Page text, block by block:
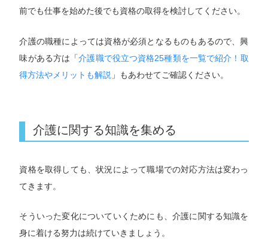
前でも仕事を始めた後でも資格の取得を検討してください。
介護の職種によっては資格が必須となるものもあるので、興
味がある方は「介護職で役立つ資格25種類を一覧で紹介！取
得方法やメリットも解説 」もあわせてご確認ください。
介護に関する知識を集める
資格を取得しても、状況によって職場での対応方法は変わっ
てきます。
そういった変化についていくためにも、介護に関する知識を
身に着ける努力は続けていきましょう。